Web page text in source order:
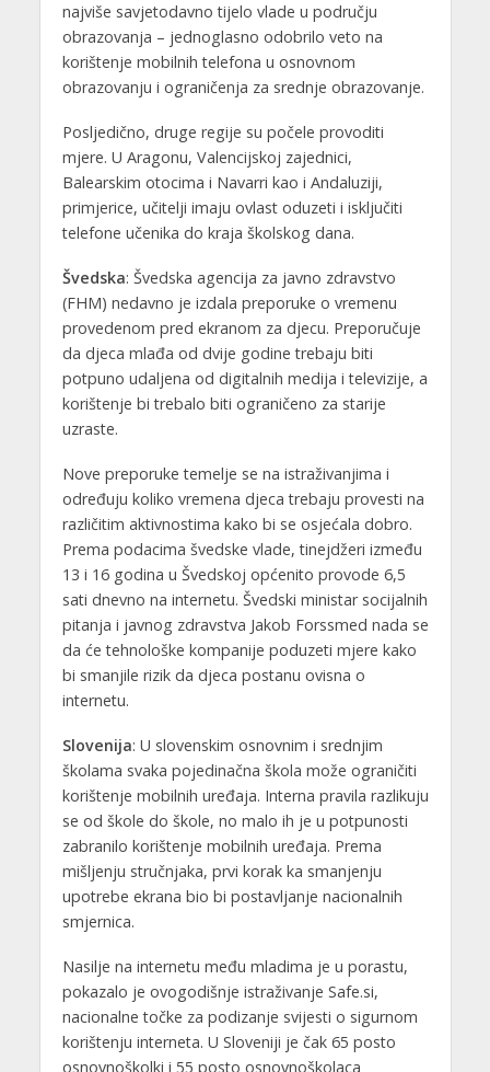
najviše savjetodavno tijelo vlade u području
obrazovanja – jednoglasno odobrilo veto na
korištenje mobilnih telefona u osnovnom
obrazovanju i ograničenja za srednje obrazovanje.
Posljedično, druge regije su počele provoditi
mjere. U Aragonu, Valencijskoj zajednici,
Balearskim otocima i Navarri kao i Andaluziji,
primjerice, učitelji imaju ovlast oduzeti i isključiti
telefone učenika do kraja školskog dana.
Švedska: Švedska agencija za javno zdravstvo
(FHM) nedavno je izdala preporuke o vremenu
provedenom pred ekranom za djecu. Preporučuje
da djeca mlađa od dvije godine trebaju biti
potpuno udaljena od digitalnih medija i televizije, a
korištenje bi trebalo biti ograničeno za starije
uzraste.
Nove preporuke temelje se na istraživanjima i
određuju koliko vremena djeca trebaju provesti na
različitim aktivnostima kako bi se osjećala dobro.
Prema podacima švedske vlade, tinejdžeri između
13 i 16 godina u Švedskoj općenito provode 6,5
sati dnevno na internetu. Švedski ministar socijalnih
pitanja i javnog zdravstva Jakob Forssmed nada se
da će tehnološke kompanije poduzeti mjere kako
bi smanjile rizik da djeca postanu ovisna o
internetu.
Slovenija: U slovenskim osnovnim i srednjim
školama svaka pojedinačna škola može ograničiti
korištenje mobilnih uređaja. Interna pravila razlikuju
se od škole do škole, no malo ih je u potpunosti
zabranilo korištenje mobilnih uređaja. Prema
mišljenju stručnjaka, prvi korak ka smanjenju
upotrebe ekrana bio bi postavljanje nacionalnih
smjernica.
Nasilje na internetu među mladima je u porastu,
pokazalo je ovogodišnje istraživanje Safe.si,
nacionalne točke za podizanje svijesti o sigurnom
korištenju interneta. U Sloveniji je čak 65 posto
osnovnoškolki i 55 posto osnovnoškolaca